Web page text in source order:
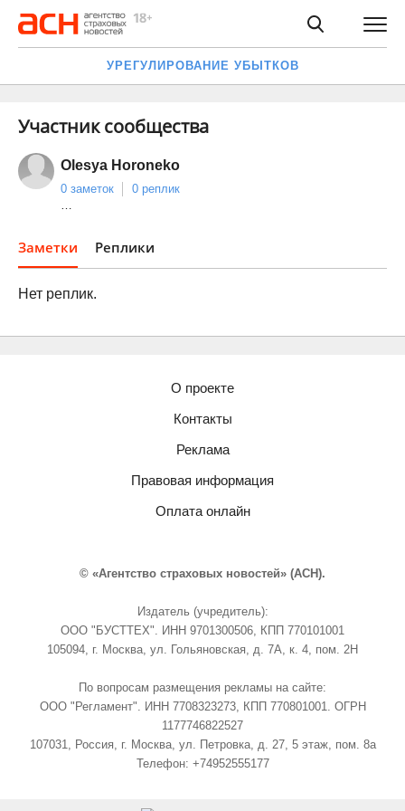
УРЕГУЛИРОВАНИЕ УБЫТКОВ
Участник сообщества
Olesya Horoneko
0 заметок
0 реплик
…
Заметки Реплики
Нет реплик.
О проекте
Контакты
Реклама
Правовая информация
Оплата онлайн
© «Агентство страховых новостей» (АСН).
Издатель (учредитель):
ООО "БУСТТЕХ". ИНН 9701300506, КПП 770101001
105094, г. Москва, ул. Гольяновская, д. 7А, к. 4, пом. 2Н
По вопросам размещения рекламы на сайте:
ООО "Регламент". ИНН 7708323273, КПП 770801001. ОГРН
1177746822527
107031, Россия, г. Москва, ул. Петровка, д. 27, 5 этаж, пом. 8а
Телефон: +74952555177